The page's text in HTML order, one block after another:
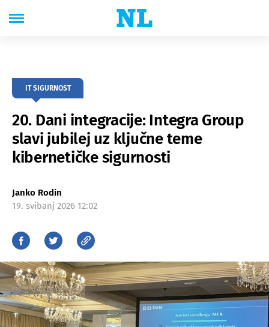
IT SIGURNOST
20. Dani integracije: Integra Group
slavi jubilej uz ključne teme
kibernetičke sigurnosti
Janko Rodin
19. svibanj 2026 12:02